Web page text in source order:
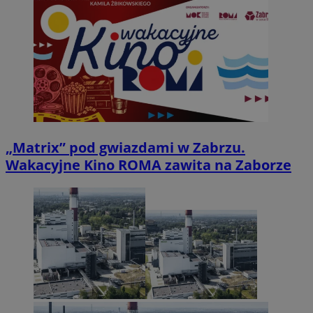
„Matrix” pod gwiazdami w Zabrzu.
Wakacyjne Kino ROMA zawita na Zaborze